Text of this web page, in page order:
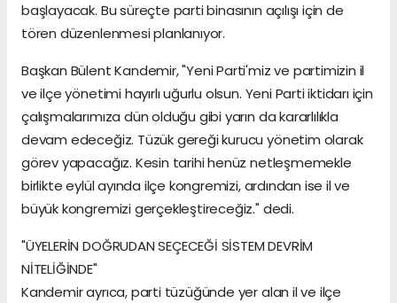
başlayacak. Bu süreçte parti binasının açılışı için de
tören düzenlenmesi planlanıyor.
Başkan Bülent Kandemir, "Yeni Parti'miz ve partimizin il
ve ilçe yönetimi hayırlı uğurlu olsun. Yeni Parti iktidarı için
çalışmalarımıza dün olduğu gibi yarın da kararlılıkla
devam edeceğiz. Tüzük gereği kurucu yönetim olarak
görev yapacağız. Kesin tarihi henüz netleşmemekle
birlikte eylül ayında ilçe kongremizi, ardından ise il ve
büyük kongremizi gerçekleştireceğiz." dedi.
"ÜYELERİN DOĞRUDAN SEÇECEĞİ SİSTEM DEVRİM
NİTELİĞİNDE"
Kandemir ayrıca, parti tüzüğünde yer alan il ve ilçe